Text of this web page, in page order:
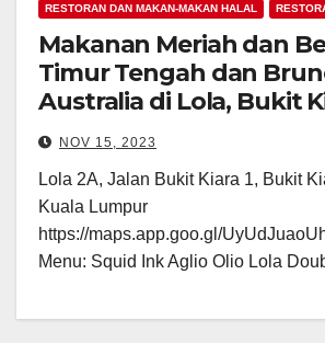
RESTORAN DAN MAKAN-MAKAN HALAL
Makanan Meriah dan
Timur Tengah dan
Australia di Lola, Bukit
NOV 15, 2023
Lola 2A, Jalan Bukit Kiara 1, Bukit
Kuala Lumpur
https://maps.app.goo.gl/
Menu: Squid Ink Aglio Olio Lola